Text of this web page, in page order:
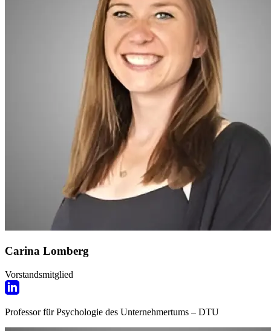
Carina Lomberg
Vorstandsmitglied
Professor für Psychologie des Unternehmertums – DTU